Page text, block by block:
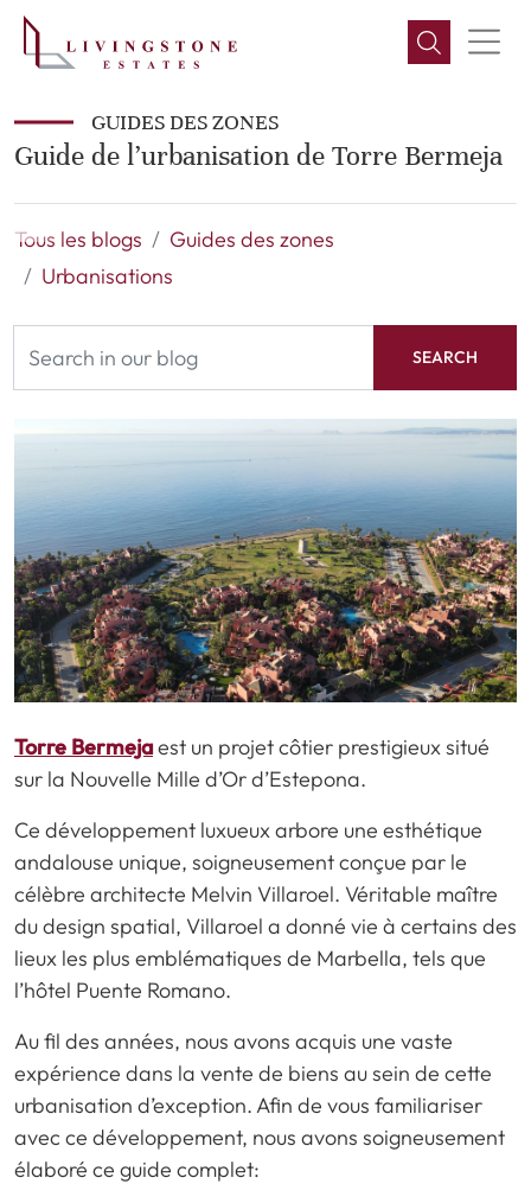
GUIDES DES ZONES
Guide de l’urbanisation de Torre Bermeja
Tous les blogs
Guides des zones
Urbanisations
SEARCH
Torre Bermejaest un projet côtier prestigieux situé
sur la Nouvelle Mille d’Or d’Estepona.
Ce développement luxueux arbore une esthétique
andalouse unique, soigneusement conçue par le
célèbre architecte Melvin Villaroel. Véritable maître
du design spatial, Villaroel a donné vie à certains des
lieux les plus emblématiques de Marbella, tels que
l’hôtel Puente Romano.
Au fil des années, nous avons acquis une vaste
expérience dans la vente de biens au sein de cette
urbanisation d’exception. Afin de vous familiariser
avec ce développement, nous avons soigneusement
élaboré ce guide complet: